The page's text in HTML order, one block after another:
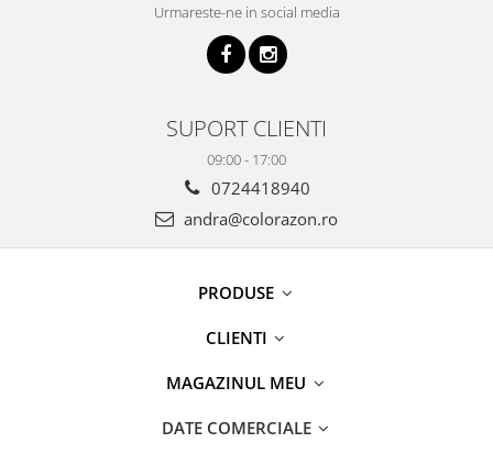
Urmareste-ne in social media
SUPORT CLIENTI
09:00 - 17:00
0724418940
andra@colorazon.ro
PRODUSE
CLIENTI
MAGAZINUL MEU
DATE COMERCIALE